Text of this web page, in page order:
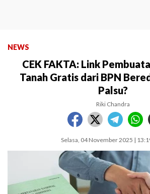
NEWS
CEK FAKTA: Link
Tanah Gratis dari BPN
Palsu?
Riki Chandra
Selasa, 04 November 2025 |